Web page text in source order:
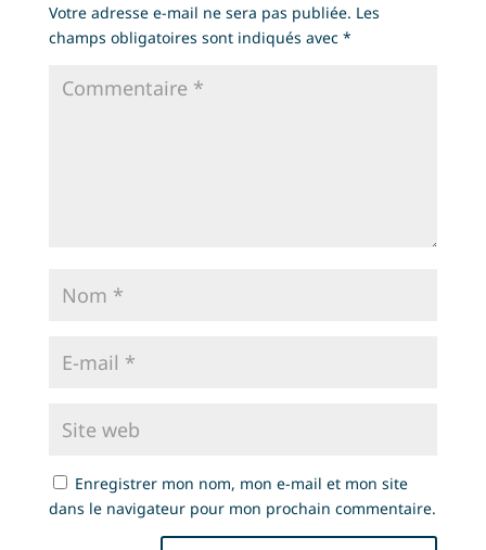
Votre adresse e-mail ne sera pas publiée. Les
champs obligatoires sont indiqués avec *
Enregistrer mon nom, mon e-mail et mon site
dans le navigateur pour mon prochain commentaire.